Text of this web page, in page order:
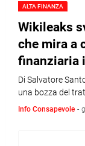
ALTA FINANZA
Wikileaks
che mira a
finanziaria
Di Salvatore
una bozza del
Info Consapevole -